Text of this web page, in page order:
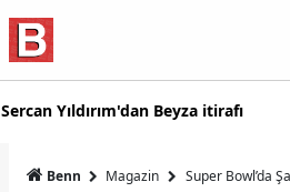
Sercan Yıldırım'dan Beyza itirafı
Benn Magazin Super Bowl’da